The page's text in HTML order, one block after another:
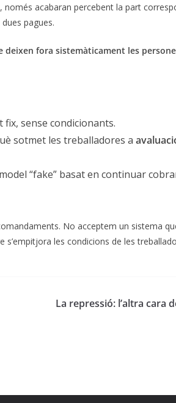
acabaran percebent la part
pagues.
fora sistemàticament les
fix, sense condicionants.
sotmet les treballadores a
“fake” basat en continuar
No acceptem un sistema
les condicions de les
La repressió: l’altra cara